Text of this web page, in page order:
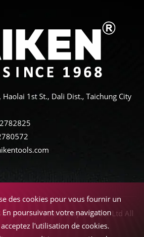
Haolai 1st St., Dali Dist., Taichung City
Daiken Tools Enterprises Co. Ltd All
des cookies pour vous fournir un
poursuivant votre navigation
l'utilisation de cookies.